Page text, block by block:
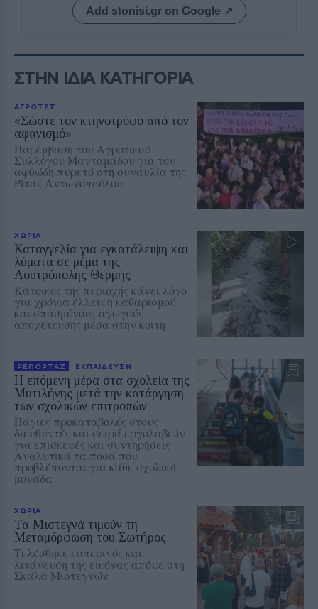
Add stonisi.gr on Google ↗
ΣΤΗΝ ΙΔΙΑ ΚΑΤΗΓΟΡΙΑ
ΑΓΡΟΤΕΣ
«Σώστε τον κτηνοτρόφο από τον
αφανισμό»
Παρέμβαση του Αγροτικού
Συλλόγου Μανταμάδου για τον
αφθώδη πυρετό στη συναυλία της
Ρίτας Αντωνοπούλου
ΧΩΡΙΑ
Καταγγελία για εγκατάλειψη και
λύματα σε ρέμα της
Λουτρόπολης Θερμής
Κάτοικος της περιοχής κάνει λόγο
για χρόνια έλλειψη καθαρισμού
και σπασμένους αγωγούς
αποχέτευσης μέσα στην κοίτη
ΡΕΠΟΡΤΑΖ ΕΚΠΑΙΔΕΥΣΗ
Η επόμενη μέρα στα σχολεία της
Μυτιλήνης μετά την κατάργηση
των σχολικών επιτροπών
Πάγιες προκαταβολές στους
διευθυντές και σειρά εργολαβιών
για επισκευές και συντηρήσεις –
Αναλυτικά τα ποσά που
προβλέπονται για κάθε σχολική
μονάδα
ΧΩΡΙΑ
Τα Μιστεγνά τιμούν τη
Μεταμόρφωση του Σωτήρος
Τελέσθηκε εσπερινός και
λιτάνευση της εικόνας απόψε στη
Σκάλα Μιστεγνών